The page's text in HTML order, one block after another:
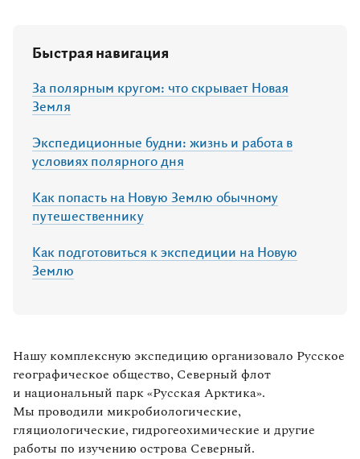
Быстрая навигация
За полярным кругом: что скрывает Новая
Земля
Экспедиционные будни: жизнь и работа в
условиях полярного дня
Как попасть на Новую Землю обычному
путешественнику
Как подготовиться к экспедиции на Новую
Землю
Нашу комплексную экспедицию организовало Русское
географическое общество, Северный флот
и национальный парк «Русская Арктика».
Мы проводили микробиологические,
гляциологические, гидрогеохимические и другие
работы по изучению острова Северный.